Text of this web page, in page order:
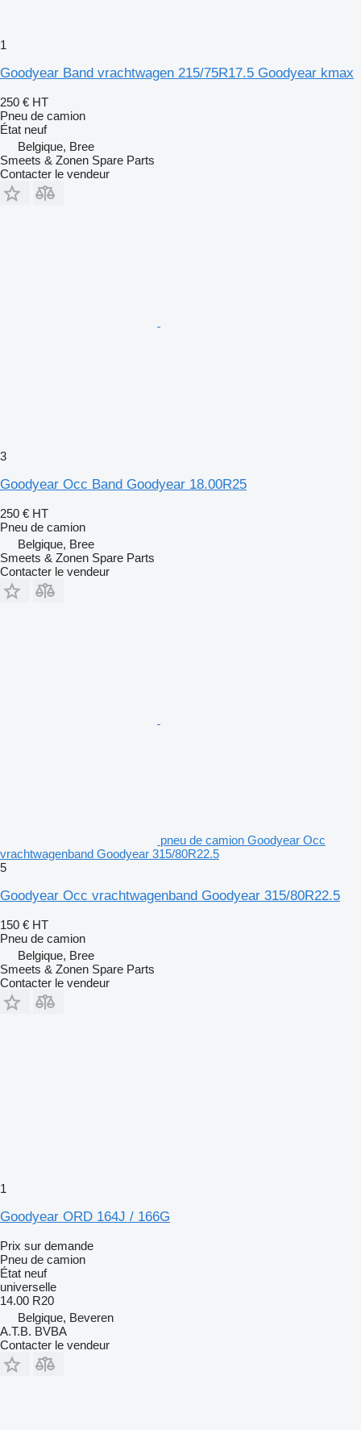
1
Goodyear Band vrachtwagen 215/75R17.5 Goodyear kmax
250 € HT
Pneu de camion
État neuf
Belgique, Bree
Smeets & Zonen Spare Parts
Contacter le vendeur
3
Goodyear Occ Band Goodyear 18.00R25
250 € HT
Pneu de camion
Belgique, Bree
Smeets & Zonen Spare Parts
Contacter le vendeur
pneu de camion Goodyear Occ
vrachtwagenband Goodyear 315/80R22.5
5
Goodyear Occ vrachtwagenband Goodyear 315/80R22.5
150 € HT
Pneu de camion
Belgique, Bree
Smeets & Zonen Spare Parts
Contacter le vendeur
1
Goodyear ORD 164J / 166G
Prix sur demande
Pneu de camion
État neuf
universelle
14.00 R20
Belgique, Beveren
A.T.B. BVBA
Contacter le vendeur